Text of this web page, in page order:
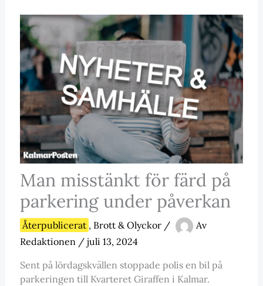
Man misstänkt för färd på
parkering under påverkan
Återpublicerat , Brott & Olyckor/
Av
Redaktionen / juli 13, 2024
Sent på lördagskvällen stoppade polis en bil på
parkeringen till Kvarteret Giraffen i Kalmar.